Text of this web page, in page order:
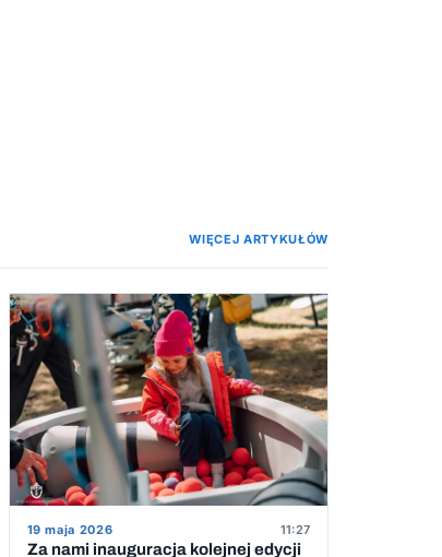
WIĘCEJ ARTYKUŁÓW
19 maja 2026 11:27
Za nami inauguracja kolejnej edycji